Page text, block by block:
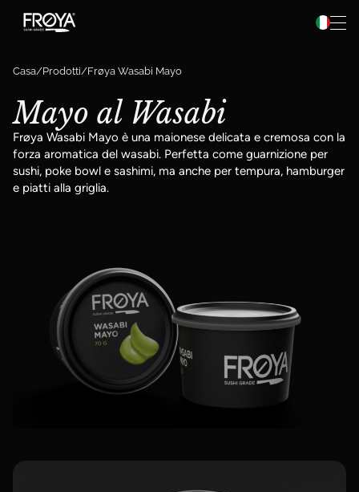
Informazioni su Frøya
Frøya Pro
Casa Prodotti Frøya Wasabi Mayo
Mayo al Wasabi
Frøya Wasabi Mayo è una maionese delicata e cremosa con la
forza aromatica del wasabi. Perfetta come guarnizione per
sushi, poke bowl e sashimi, ma anche per tempura, hamburger
e piatti alla griglia.